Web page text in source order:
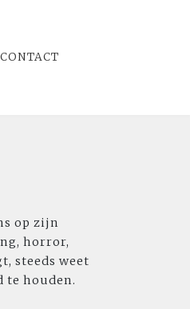
CONTACT
op zijn
horror,
steeds weet
te houden.